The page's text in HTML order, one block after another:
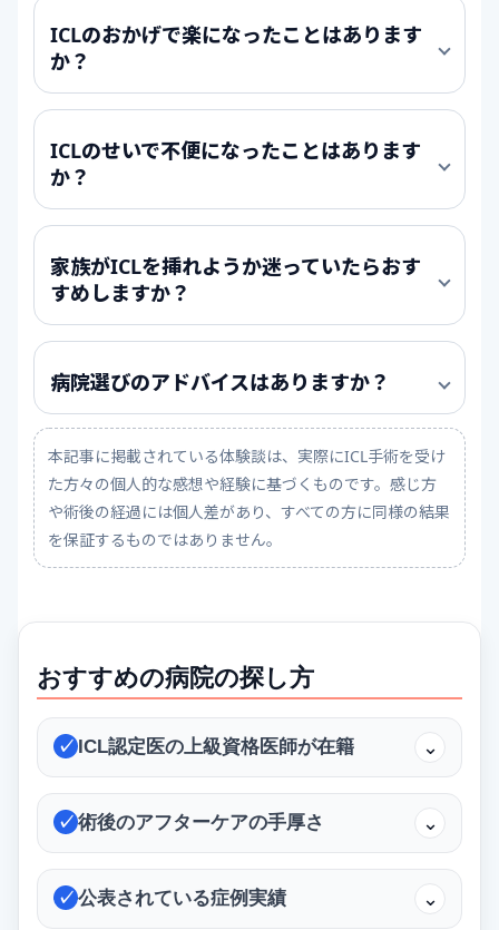
ICLのおかげで楽になったことはあります
か？
ICLのせいで不便になったことはあります
か？
家族がICLを挿れようか迷っていたらおす
すめしますか？
病院選びのアドバイスはありますか？
本記事に掲載されている体験談は、実際にICL手術を受け
た方々の個人的な感想や経験に基づくものです。感じ方
や術後の経過には個人差があり、すべての方に同様の結果
を保証するものではありません。
おすすめの病院の探し方
✓ ICL認定医の上級資格医師が在籍 ⌄
✓ 術後のアフターケアの手厚さ ⌄
✓ 公表されている症例実績 ⌄